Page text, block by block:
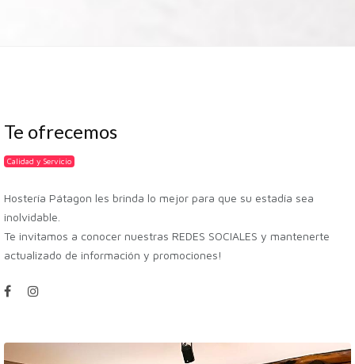
Te ofrecemos
Calidad y Servicio
Hostería Pátagon les brinda lo mejor para que su estadía sea
inolvidable.
Te invitamos a conocer nuestras REDES SOCIALES y mantenerte
actualizado de información y promociones!